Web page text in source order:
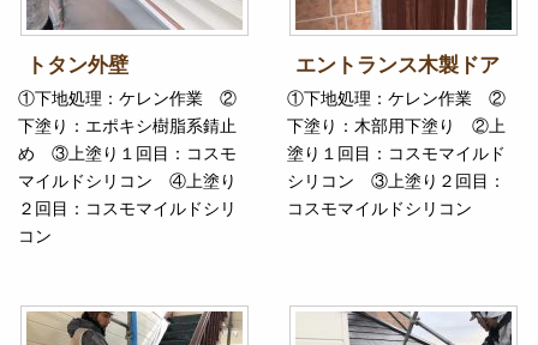
トタン外壁
①下地処理：ケレン作業 ②
下塗り：エポキシ樹脂系錆止
め ③上塗り１回目：コスモ
マイルドシリコン ④上塗り
２回目：コスモマイルドシリ
コン
エントランス木製ドア
①下地処理：ケレン作業 ②
下塗り：木部用下塗り ②上
塗り１回目：コスモマイルド
シリコン ③上塗り２回目：
コスモマイルドシリコン